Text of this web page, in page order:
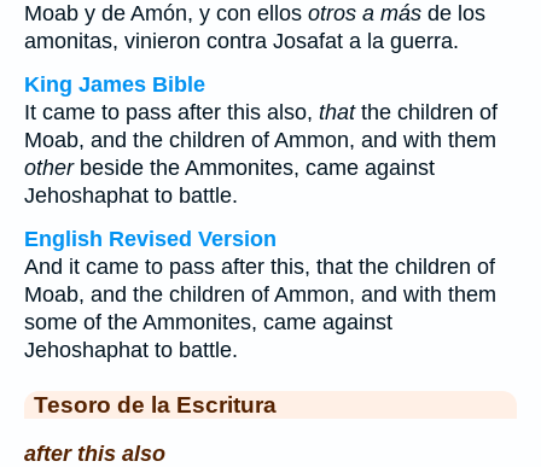
Moab y de Amón, y con ellos otros a más de los
amonitas, vinieron contra Josafat a la guerra.
King James Bible
It came to pass after this also, thatthe children of
Moab, and the children of Ammon, and with them
otherbeside the Ammonites, came against
Jehoshaphat to battle.
English Revised Version
And it came to pass after this, that the children of
Moab, and the children of Ammon, and with them
some of the Ammonites, came against
Jehoshaphat to battle.
Tesoro de la Escritura
after this also